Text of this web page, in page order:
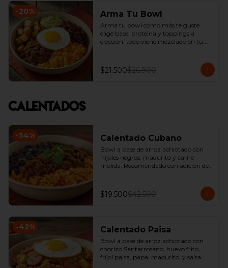
-20% Arma Tu Bowl
Arma tu bowl como más te guste.
elige base, proteína y toppings a
elección. todo viene mezclado en tu
$21.500$26.900
Calentados
-54% Calentado Cubano
Bowl a base de arroz achiotado con
fríjoles negros, madurito y carne
molida. Recomendado con adición de
$19.500$42.500
-42% Calentado Paisa
Bowl a base de arroz achiotado con
chorizo Santarrosano, huevo frito,
fríjol paisa, papa, madurito, y salsa